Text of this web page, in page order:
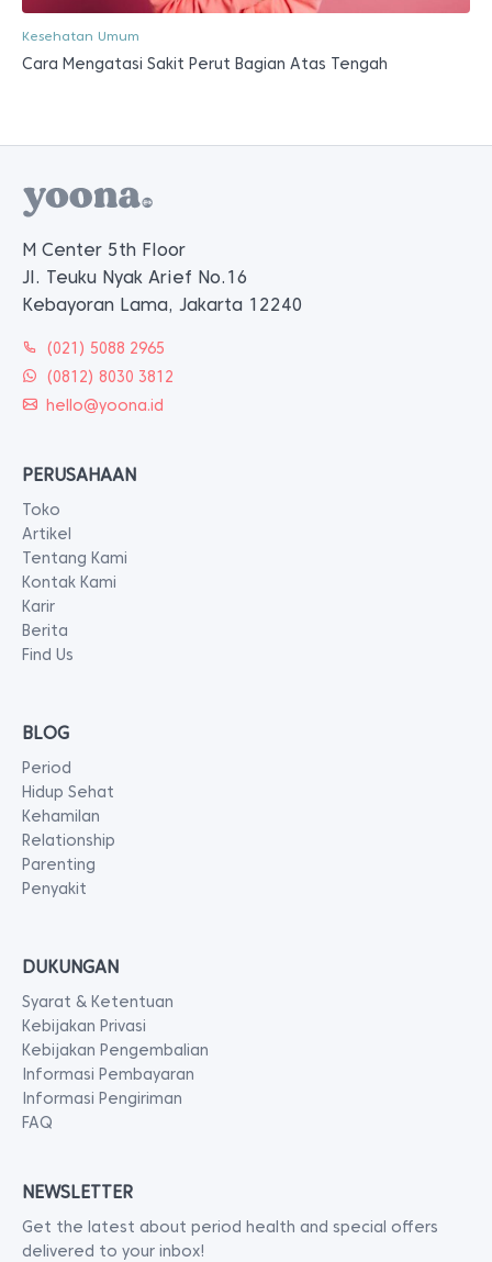
Kesehatan Umum
Cara Mengatasi Sakit Perut Bagian Atas Tengah
M Center 5th Floor
Jl. Teuku Nyak Arief No.16
Kebayoran Lama, Jakarta 12240
(021) 5088 2965
(0812) 8030 3812
hello@yoona.id
PERUSAHAAN
Toko
Artikel
Tentang Kami
Kontak Kami
Karir
Berita
Find Us
BLOG
Period
Hidup Sehat
Kehamilan
Relationship
Parenting
Penyakit
DUKUNGAN
Syarat & Ketentuan
Kebijakan Privasi
Kebijakan Pengembalian
Informasi Pembayaran
Informasi Pengiriman
FAQ
NEWSLETTER
Get the latest about period health and special offers
delivered to your inbox!